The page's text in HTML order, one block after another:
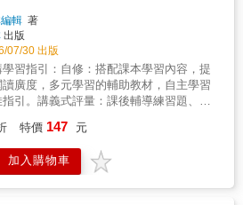
，如有更動請以學校公佈為主。商品數量
過1本，請進入購物車後可更新數量。因康
翰林、南一到貨日期不一，建議不可與(一
預購商品)併單，避免影響出貨時間，敬請
！
輯 著
出版
07/30 出版
學習指引：自修：搭配課本學習內容，提
讀廣度，多元學習的輔助教材，自主學習
指引。講義式評量：課後輔導練習題、重
學習重點，搭配試題演練，讓孩子預
習更聚焦。測驗卷：考前模擬試卷演
加強題庫練習，快速掌握考題時間，衝高
特價 147 元
加入購物車